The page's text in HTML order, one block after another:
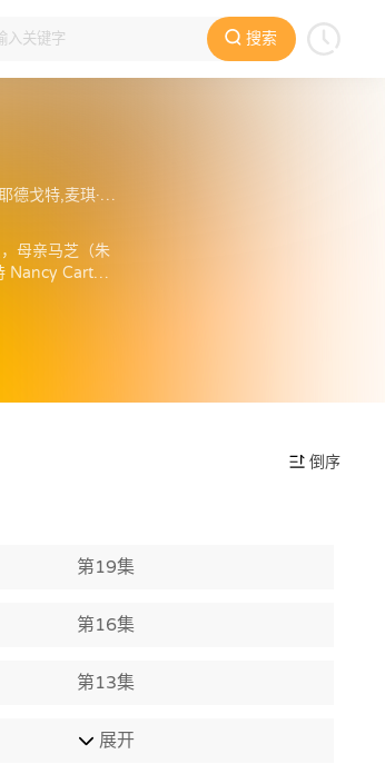
搜索
莫,艾伯特·布鲁克斯
母亲马芝（朱
Nancy Cartwri
对美国的文化
情景喜剧，作
倒序
第19集
第16集
第13集
展开